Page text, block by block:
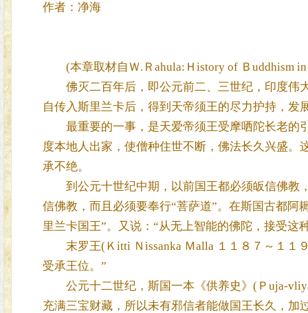
作者：净海
(本章取材自Ｗ.Ｒahula:Ｈistory of Ｂuddhism in
佛灭二百年后，即公元前二、三世纪，印度伟
自传入斯里兰卡后，得到天帝须王的尽力护持，发
最重要的一事，是天爱帝须王受摩哂陀长老的
度本地人出家，使僧种住世不断，佛法长久兴盛
承不绝。
到公元十世纪中期，以前国王都必须皈信佛教
信佛教，而且必须要奉行“菩萨道”。在斯国古都阿
里兰卡国王”。又说：“从无上智能的佛陀，接受这
末罗王(Ｋitti Ｎissanka Ｍalla １１８７～１１
受承王位。”
公元十二世纪，斯国一本《供养史》(Ｐuja-
充满三宝财藏，所以未有邪信者能做国王长久，